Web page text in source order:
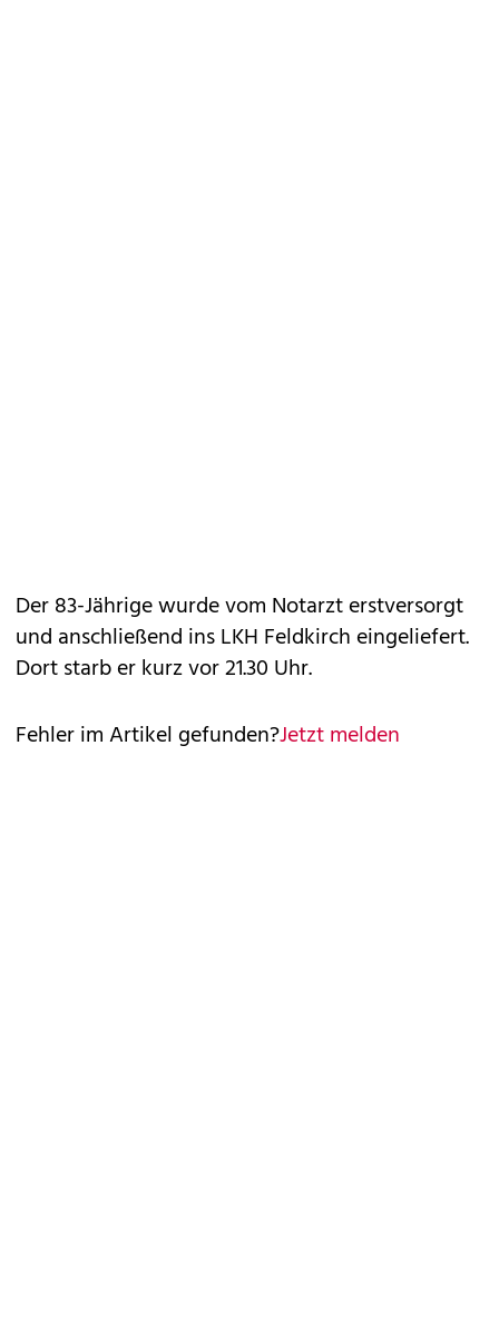
Der 83-Jährige wurde vom Notarzt erstversorgt
und anschließend ins LKH Feldkirch eingeliefert.
Dort starb er kurz vor 21.30 Uhr.
Fehler im Artikel gefunden?Jetzt melden